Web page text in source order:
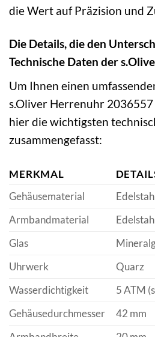
die Wert auf Präzision und
Die Details, die den
Technische Daten der
Um Ihnen einen
s.Oliver Herrenuhr
hier die wichtigsten
zusammengefasst:
MERKMAL
Gehäusematerial
Armbandmaterial
Glas
Uhrwerk
Quarz
Wasserdichtigkeit
5 ATM
Gehäusedurchmesser
42 mm